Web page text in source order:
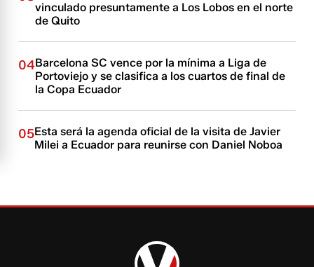
vinculado presuntamente a Los Lobos en el norte
de Quito
04Barcelona SC vence por la mínima a Liga de
Portoviejo y se clasifica a los cuartos de final de
la Copa Ecuador
05Esta será la agenda oficial de la visita de Javier
Milei a Ecuador para reunirse con Daniel Noboa